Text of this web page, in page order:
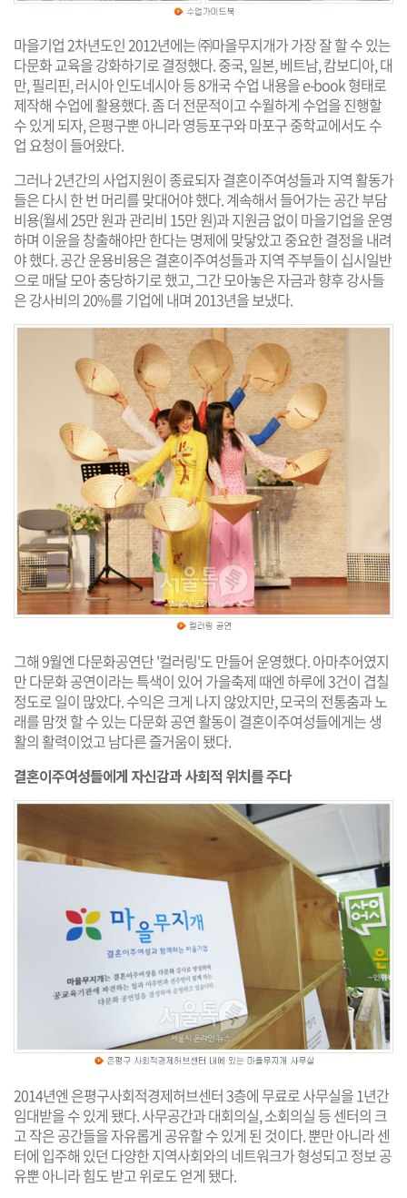
마을기업 2차년도인 2012년에는 ㈜마을무지개가 가장 잘 할 수 있는
다문화 교육을 강화하기로 결정했다. 중국, 일본, 베트남, 캄보디아, 대
만, 필리핀, 러시아 인도네시아 등 8개국 수업 내용을 e-book 형태로
제작해 수업에 활용했다. 좀 더 전문적이고 수월하게 수업을 진행할
수 있게 되자, 은평구뿐 아니라 영등포구와 마포구 중학교에서도 수
업 요청이 들어왔다.
그러나 2년간의 사업지원이 종료되자 결혼이주여성들과 지역 활동가
들은 다시 한 번 머리를 맞대어야 했다. 계속해서 들어가는 공간 부담
비용(월세 25만 원과 관리비 15만 원)과 지원금 없이 마을기업을 운영
하며 이윤을 창출해야만 한다는 명제에 맞닿았고 중요한 결정을 내려
야 했다. 공간 운용비용은 결혼이주여성들과 지역 주부들이 십시일반
으로 매달 모아 충당하기로 했고, 그간 모아놓은 자금과 향후 강사들
은 강사비의 20%를 기업에 내며 2013년을 보냈다.
그해 9월엔 다문화공연단 '컬러링'도 만들어 운영했다. 아마추어였지
만 다문화 공연이라는 특색이 있어 가을축제 때엔 하루에 3건이 겹칠
정도로 일이 많았다. 수익은 크게 나지 않았지만, 모국의 전통춤과 노
래를 맘껏 할 수 있는 다문화 공연 활동이 결혼이주여성들에게는 생
활의 활력이었고 남다른 즐거움이 됐다.
결혼이주여성들에게 자신감과 사회적 위치를 주다
2014년엔 은평구사회적경제허브센터 3층에 무료로 사무실을 1년간
임대받을 수 있게 됐다. 사무공간과 대회의실, 소회의실 등 센터의 크
고 작은 공간들을 자유롭게 공유할 수 있게 된 것이다. 뿐만 아니라 센
터에 입주해 있던 다양한 지역사회와의 네트워크가 형성되고 정보 공
유뿐 아니라 힘도 받고 위로도 얻게 됐다.